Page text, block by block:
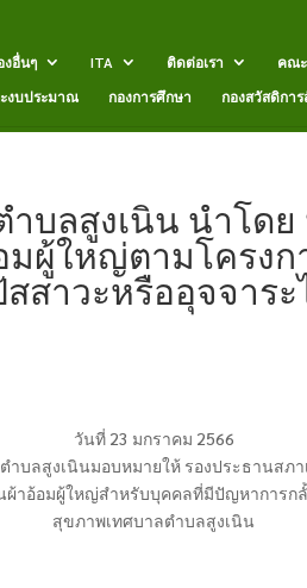
งอื่นๆ ITA ติดต่อเรา คณ
งบประมาณ กองการศึกษา กองสวัสดิกา
ำบลสูงเนิน นำโ
มผู้ใหญ่ตามโครง
าวะหรืออุจจาระ
วันที่ 23 มกราคม 2566
บลสูงเนินมอบหมายให้ รองประธานสภ
อ้อมผู้ใหญ่สำหรับบุคคลที่มีปัญหาการก
สุขภาพเทศบาลตำบลสูงเนิน